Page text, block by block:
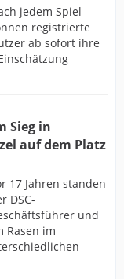
jedem Spiel
registrierte
ab sofort ihre
Sieg in
auf dem Platz
17 Jahren standen
DSC-
und
Rasen im